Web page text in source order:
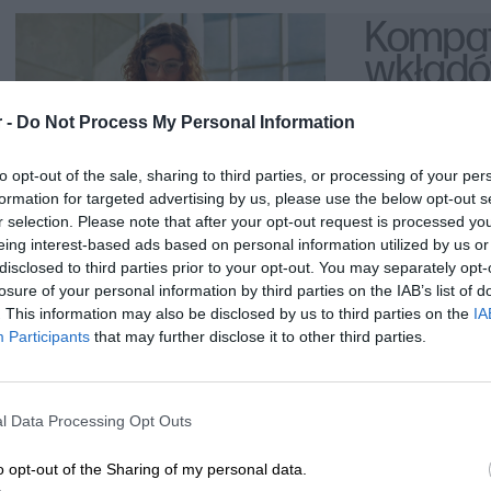
- Do Not Process My Personal Information
opt-out of the sale, sharing to third parties, or processing of your
for targeted advertising by us, please use the below opt-out
selection. Please note that after your opt-out request is processed
interest-based ads based on personal information utilized by us
to third parties prior to your opt-out. You may separately
of your personal information by third parties on the IAB’s list of
This information may also be disclosed by us to third parties on the
Participants that may further disclose it to other third parties.
Data Processing Opt Outs
opt-out of the Sharing of my personal data.
HP stawia na jakość i zabezpieczenia swoich produktów. Tusze HP
chronić drukarki, minimalizując ryzyko uszkodzeń mechanicznych i
Aby zapewnić optymalne działanie drukarki, zaleca się stosowanie
minimalizuje ryzyko problemów z działaniem urządzenia.
Tusze HP są niezbędnym elementem procesu drukowania w
oferują wysoką jakość wydruków, trwałość oraz zgodność z
dla uzyskania doskonałych wyników drukowania.
Urządzenie
Enterprise
urządzenie
Enterprise
Color